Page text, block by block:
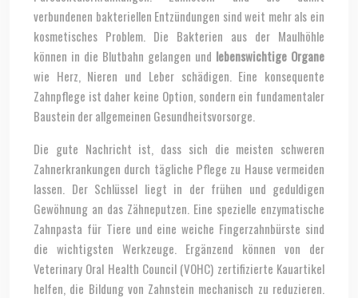
verbundenen bakteriellen Entzündungen sind weit mehr als ein
kosmetisches Problem. Die Bakterien aus der Maulhöhle
können in die Blutbahn gelangen und lebenswichtige Organe
wie Herz, Nieren und Leber schädigen. Eine konsequente
Zahnpflege ist daher keine Option, sondern ein fundamentaler
Baustein der allgemeinen Gesundheitsvorsorge.
Die gute Nachricht ist, dass sich die meisten schweren
Zahnerkrankungen durch tägliche Pflege zu Hause vermeiden
lassen. Der Schlüssel liegt in der frühen und geduldigen
Gewöhnung an das Zähneputzen. Eine spezielle enzymatische
Zahnpasta für Tiere und eine weiche Fingerzahnbürste sind
die wichtigsten Werkzeuge. Ergänzend können von der
Veterinary Oral Health Council (VOHC) zertifizierte Kauartikel
helfen, die Bildung von Zahnstein mechanisch zu reduzieren.